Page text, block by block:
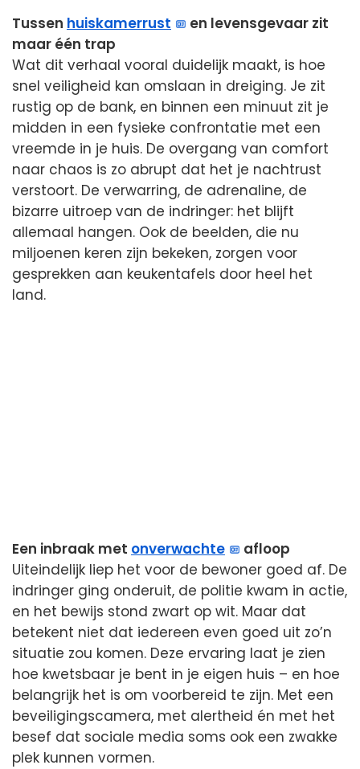
Tussen huiskamerrust
en levensgevaar zit
maar één trap
Wat dit verhaal vooral duidelijk maakt, is hoe
snel veiligheid kan omslaan in dreiging. Je zit
rustig op de bank, en binnen een minuut zit je
midden in een fysieke confrontatie met een
vreemde in je huis. De overgang van comfort
naar chaos is zo abrupt dat het je nachtrust
verstoort. De verwarring, de adrenaline, de
bizarre uitroep van de indringer: het blijft
allemaal hangen. Ook de beelden, die nu
miljoenen keren zijn bekeken, zorgen voor
gesprekken aan keukentafels door heel het
land.
Een inbraak met onverwachte
afloop
Uiteindelijk liep het voor de bewoner goed af. De
indringer ging onderuit, de politie kwam in actie,
en het bewijs stond zwart op wit. Maar dat
betekent niet dat iedereen even goed uit zo’n
situatie zou komen. Deze ervaring laat je zien
hoe kwetsbaar je bent in je eigen huis – en hoe
belangrijk het is om voorbereid te zijn. Met een
beveiligingscamera, met alertheid én met het
besef dat sociale media soms ook een zwakke
plek kunnen vormen.